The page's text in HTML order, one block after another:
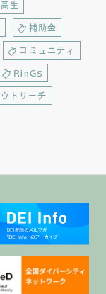
生
補助金
コミュニティ
RinGS
トリーチ